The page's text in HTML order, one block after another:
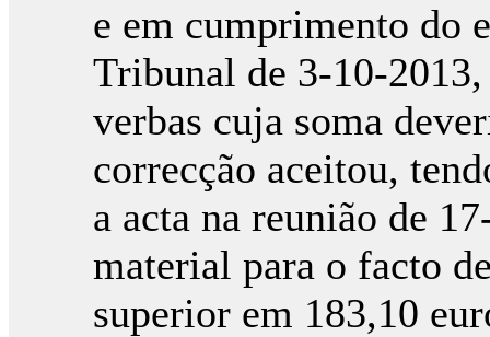
e em cumprimento do
Tribunal de 3-10-
verbas cuja soma
correcção aceitou,
a acta na reunião de
material para o facto
superior em 183,10